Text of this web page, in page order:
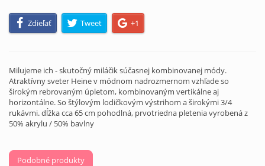
Zdieľať Tweet +1
Milujeme ich - skutočný miláčik súčasnej kombinovanej módy.
Atraktívny sveter Heine v módnom nadrozmernom vzhľade so
širokým rebrovaným úpletom, kombinovaným vertikálne aj
horizontálne. So štýlovým lodičkovým výstrihom a širokými 3/4
rukávmi. dĺžka cca 65 cm pohodlná, prvotriedna pletenia vyrobená z
50% akrylu / 50% bavlny
Podobné produkty